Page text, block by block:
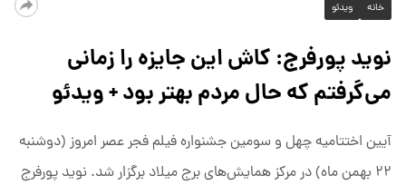
خانه ویدئو
نوید پورفرج: کاش این جایزه را زمانی
می‌گرفتم که حال مردم بهتر بود + ویدئو
آیین اختتامیه چهل و سومین جشنواره فیلم فجر عصر امروز (دوشنبه
۲۲ بهمن ماه) در مرکز همایش‌های برج میلاد برگزار شد. نوید پورفرج